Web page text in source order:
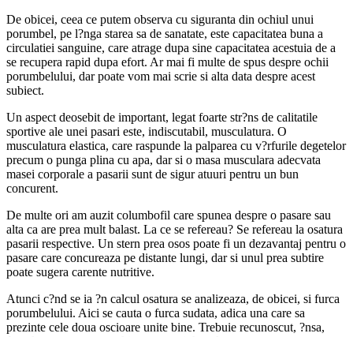
De obicei, ceea ce putem observa cu siguranta din ochiul unui
porumbel, pe l?nga starea sa de sanatate, este capacitatea buna a
circulatiei sanguine, care atrage dupa sine capacitatea acestuia de a
se recupera rapid dupa efort. Ar mai fi multe de spus despre ochii
porumbelului, dar poate vom mai scrie si alta data despre acest
subiect.
Un aspect deosebit de important, legat foarte str?ns de calitatile
sportive ale unei pasari este, indiscutabil, musculatura. O
musculatura elastica, care raspunde la palparea cu v?rfurile degetelor
precum o punga plina cu apa, dar si o masa musculara adecvata
masei corporale a pasarii sunt de sigur atuuri pentru un bun
concurent.
De multe ori am auzit columbofil care spunea despre o pasare sau
alta ca are prea mult balast. La ce se refereau? Se refereau la osatura
pasarii respective. Un stern prea osos poate fi un dezavantaj pentru o
pasare care concureaza pe distante lungi, dar si unul prea subtire
poate sugera carente nutritive.
Atunci c?nd se ia ?n calcul osatura se analizeaza, de obicei, si furca
porumbelului. Aici se cauta o furca sudata, adica una care sa
prezinte cele doua oscioare unite bine. Trebuie recunoscut, ?nsa,